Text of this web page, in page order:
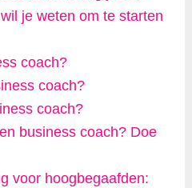
je weten om te starten
coach?
coach?
coach?
business coach? Doe
voor hoogbegaafden: